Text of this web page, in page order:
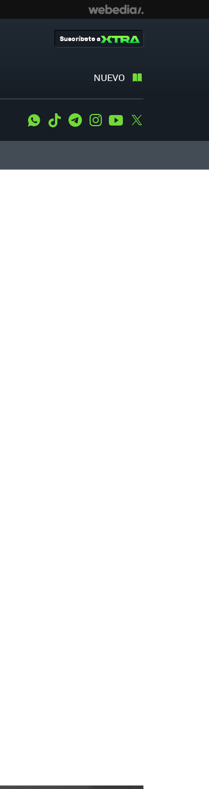
NUEVO
Suscríbete a
WhatsApp
Tiktok TelegramInstagramYoutube